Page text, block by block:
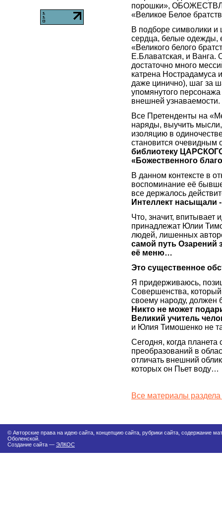
порошки»,
«Великое Белое
В подборе символики
сердца, белые одежды,
«Великого белого
Е.Блаватская, и Ванга.
достаточно много
катрена Нострадамуса
даже цинично), шаг за
упомянутого персонажа
внешней узнаваемости.
Все Претенденты на
наряды, выучить
изоляцию в
становится очевидным
библиотеку
«Божественного
В данном контексте в
воспоминание её
все держалось
Интеллект насыщали
Что, значит, впитывает
принадлежат Юлии
людей, лишенных
самой путь Озарений
её меню…
Это существенное
Я придерживаюсь,
Совершенства, который
своему народу, должен
Никто не может
Великий учитель
и Юлия Тимошенко не
Сегодня, когда
преобразований в
отличать внешний
которых он Пьет воду…
Все материалы
© Авторские права на идею сайта, концепцию сайта, рубрики сайта, содержание
Оболенской.
Создание сайта — ЭЛКОС